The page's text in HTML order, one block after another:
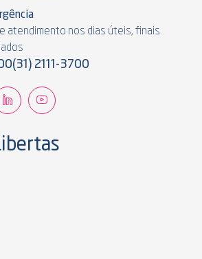
atendimento nos dias úteis, finais
(31) 2111-3700